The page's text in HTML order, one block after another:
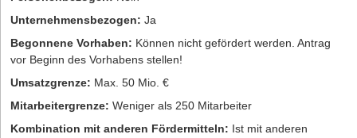
Unternehmensbezogen: Ja
Begonnene Vorhaben: Können nicht gefördert werden. Antrag
vor Beginn des Vorhabens stellen!
Umsatzgrenze: Max. 50 Mio. €
Mitarbeitergrenze: Weniger als 250 Mitarbeiter
Kombination mit anderen Fördermitteln: Ist mit anderen